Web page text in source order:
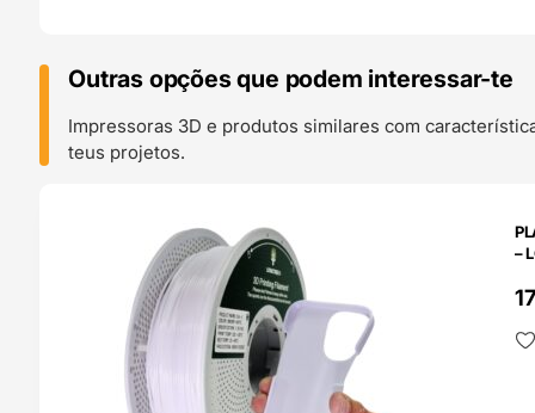
Outras opções que podem interessar-te
Impressoras 3D e produtos similares com
teus projetos.
–